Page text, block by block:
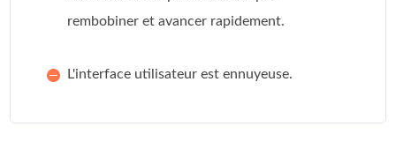
rembobiner et avancer rapidement.
L'interface utilisateur est ennuyeuse.